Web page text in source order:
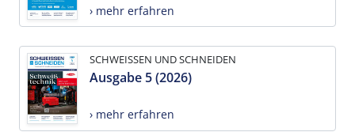
› mehr erfahren
SCHWEISSEN UND SCHNEIDEN
Ausgabe 5 (2026)
› mehr erfahren